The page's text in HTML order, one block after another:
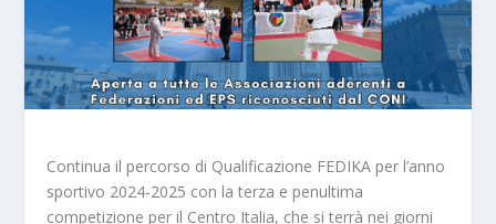
Continua il percorso di Qualificazione FEDIKA per l’anno
sportivo 2024-2025 con la terza e penultima
competizione per il Centro Italia, che si terrà nei giorni